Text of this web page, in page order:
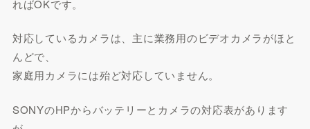
ればOKです。
対応しているカメラは、主に業務用のビデオカメラがほと
んどで、
家庭用カメラには殆ど対応していません。
SONYのHPからバッテリーとカメラの対応表があります